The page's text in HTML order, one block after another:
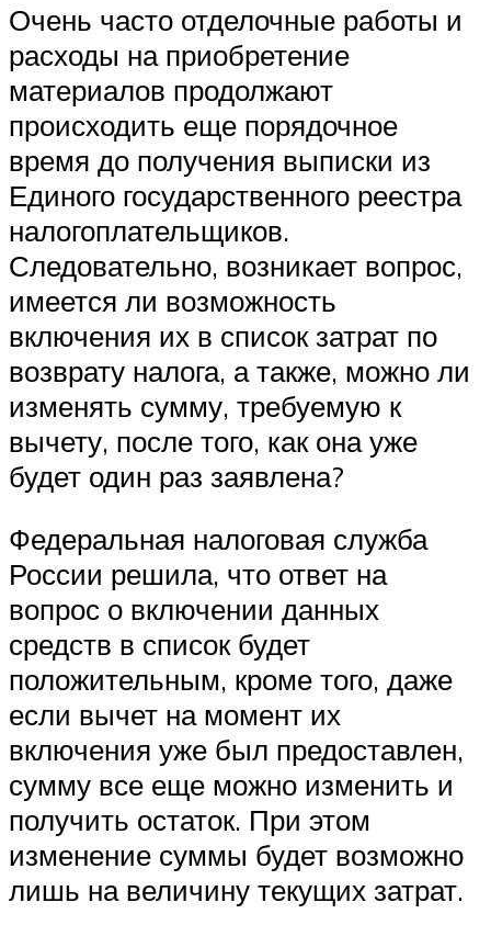
Очень часто отделочные работы и
расходы на приобретение
материалов продолжают
происходить еще порядочное
время до получения выписки из
Единого государственного реестра
налогоплательщиков.
Следовательно, возникает вопрос,
имеется ли возможность
включения их в список затрат по
возврату налога, а также, можно ли
изменять сумму, требуемую к
вычету, после того, как она уже
будет один раз заявлена?
Федеральная налоговая служба
России решила, что ответ на
вопрос о включении данных
средств в список будет
положительным, кроме того, даже
если вычет на момент их
включения уже был предоставлен,
сумму все еще можно изменить и
получить остаток. При этом
изменение суммы будет возможно
лишь на величину текущих затрат.